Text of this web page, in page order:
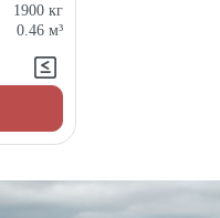
1900 кг
0.46 м³